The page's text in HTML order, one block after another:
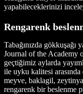
yapabileceklerinizi
Rengarenk
Tabağınızda gökkuşağı
Journal of the Academy
geçtiğimiz aylarda
ile uyku kalitesi
meyve, baklagil,
rengarenk bir beslenme